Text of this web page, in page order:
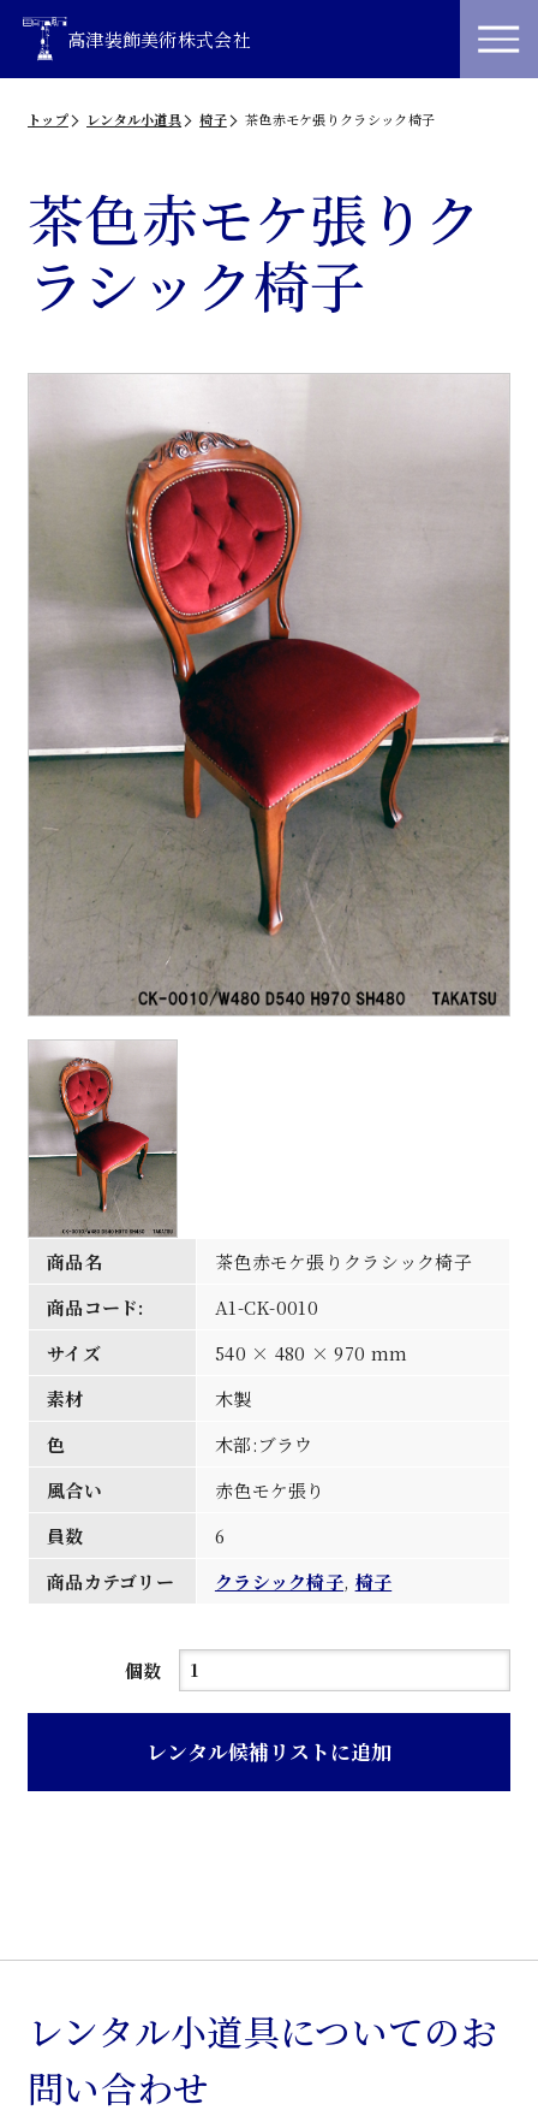
高津装飾美術株式会社
トップ レンタル小道具 椅子 茶色赤モケ張りクラシック椅子
茶色赤モケ張りク
ラシック椅子
商品名
茶色赤モケ張りクラシック椅子
商品コード:
A1-CK-0010
サイズ
540 × 480 × 970 mm
素材
木製
色
木部:ブラウ
風合い
赤色モケ張り
員数
6
商品カテゴリー
クラシック椅子, 椅子
個数
茶
モ
ッ
ク
椅
レンタル候補リストに追加
レンタル小道具についてのお
問い合わせ